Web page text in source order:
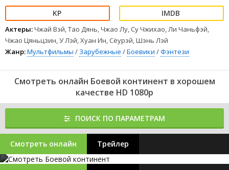
Актеры:Чжай Вэй, Тао Дянь, Чжао Лу, Су Чжихао, Ли Чаньфэй,
Чжао Цяньцзин, У Лэй, Хуан Ин, Сёурэй, Шэнь Лэй
Жанр:Мультфильмы / Зарубежные /Боевики /Фэнтези
Смотреть онлайн Боевой континент в хорошем
качестве HD 1080p
ПОИСК ПО ПАРАМЕТРАМ
Смотреть онлайн Трейлер